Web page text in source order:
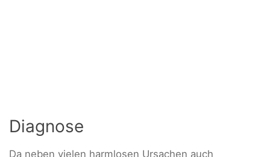
Diagnose
Da neben vielen harmlosen Ursachen auch